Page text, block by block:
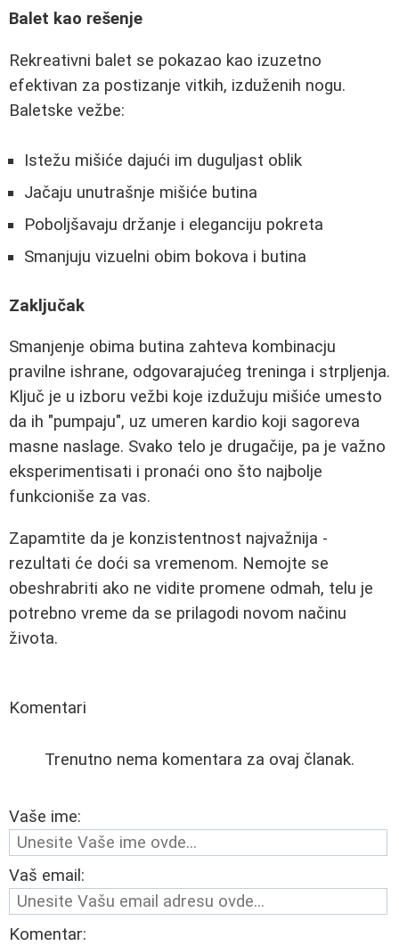
Balet kao rešenje
Rekreativni balet se pokazao kao izuzetno
efektivan za postizanje vitkih, izduženih nogu.
Baletske vežbe:
Istežu mišiće dajući im duguljast oblik
Jačaju unutrašnje mišiće butina
Poboljšavaju držanje i eleganciju pokreta
Smanjuju vizuelni obim bokova i butina
Zaključak
Smanjenje obima butina zahteva kombinacju
pravilne ishrane, odgovarajućeg treninga i strpljenja.
Ključ je u izboru vežbi koje izdužuju mišiće umesto
da ih "pumpaju", uz umeren kardio koji sagoreva
masne naslage. Svako telo je drugačije, pa je važno
eksperimentisati i pronaći ono što najbolje
funkcioniše za vas.
Zapamtite da je konzistentnost najvažnija -
rezultati će doći sa vremenom. Nemojte se
obeshrabriti ako ne vidite promene odmah, telu je
potrebno vreme da se prilagodi novom načinu
života.
Komentari
Trenutno nema komentara za ovaj članak.
Vaše ime:
Vaš email:
Komentar: